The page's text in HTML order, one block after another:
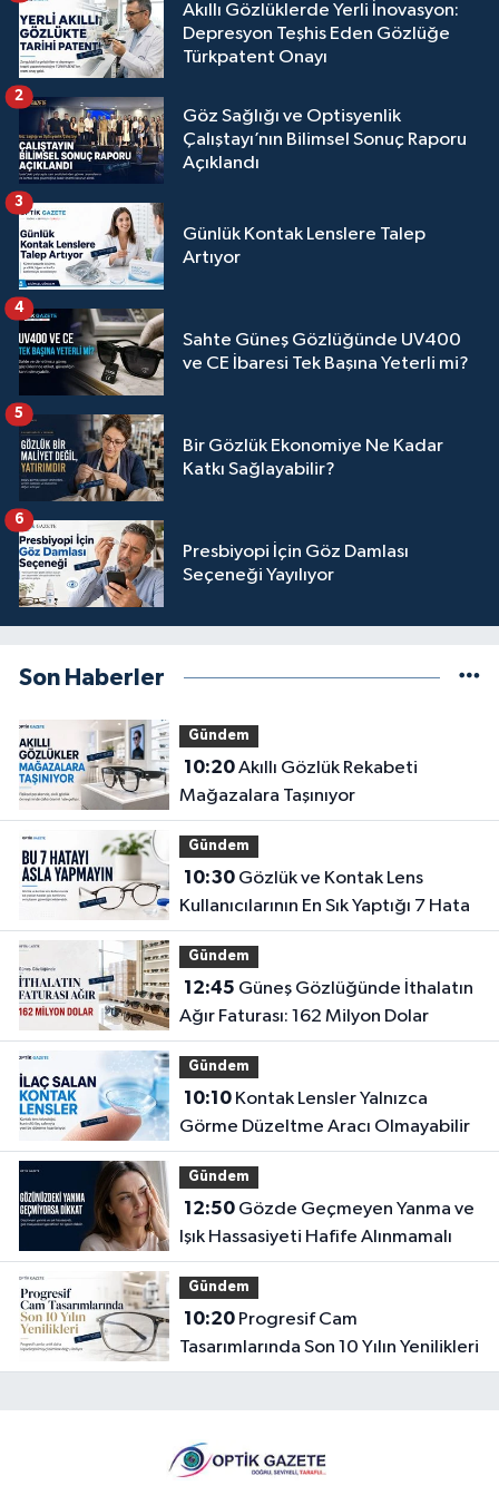
Akıllı Gözlüklerde Yerli İnovasyon:
Depresyon Teşhis Eden Gözlüğe
Türkpatent Onayı
Göz Sağlığı ve Optisyenlik
Çalıştayı’nın Bilimsel Sonuç Raporu
Açıklandı
2
Günlük Kontak Lenslere Talep
Artıyor
3
Sahte Güneş Gözlüğünde UV400
ve CE İbaresi Tek Başına Yeterli mi?
4
Bir Gözlük Ekonomiye Ne Kadar
Katkı Sağlayabilir?
5
Presbiyopi İçin Göz Damlası
Seçeneği Yayılıyor
6
Son Haberler
Gündem
10:20Akıllı Gözlük Rekabeti
Mağazalara Taşınıyor
Gündem
10:30Gözlük ve Kontak Lens
Kullanıcılarının En Sık Yaptığı 7 Hata
Gündem
12:45
Ağır Faturası: 162 Milyon Dolar
Gündem
10:10Kontak Lensler Yalnızca
Görme Düzeltme Aracı Olmayabilir
Gündem
12:50Gözde Geçmeyen Yanma ve
Işık Hassasiyeti Hafife Alınmamalı
Gündem
10:20Progresif Cam
Tasarımlarında Son 10 Yılın Yenilikleri